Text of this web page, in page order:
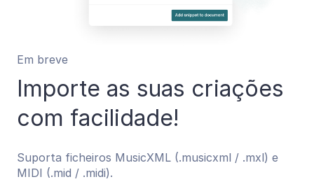
Em breve
Importe as suas criações
com facilidade!
Suporta ficheiros MusicXML (.musicxml / .mxl) e
MIDI (.mid / .midi).